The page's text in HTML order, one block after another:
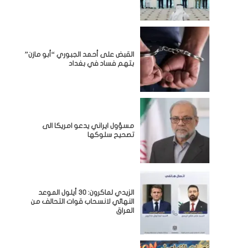
القبض على أحمد الجبوري “أبو مازن”
بتهم فساد في بغداد
مسؤول ايراني يدعو امريكا الى
تصحيح سلوكها
الزيدي لماكرون: 30 أيلول الموعد
النهائي لانسحاب قوات التحالف من
العراق